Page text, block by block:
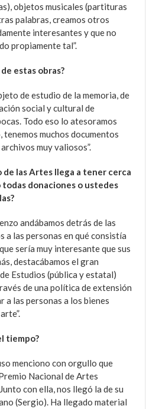
objetos musicales (partituras
palabras, creamos otros
interesantes y que no
propiamente tal”.
estas obras?
de estudio de la memoria, de
social y cultural de
Todo eso lo atesoramos
muchos documentos
muy valiosos”.
de las Artes llega a tener cerca
todas donaciones o ustedes
andábamos detrás de las
a las personas en qué consistía
sería muy interesante que sus
destacábamos el gran
Estudios (pública y estatal)
de una política de extensión
a las personas a los bienes
tiempo?
menciono con orgullo que
Nacional de Artes
con ella, nos llegó la de su
(Sergio). Ha llegado material